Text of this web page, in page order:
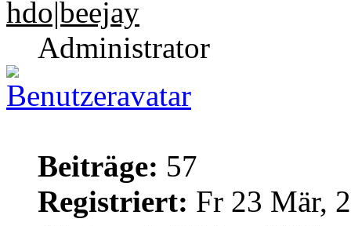
hdo|beejay
Administrator
Beiträge: 57
Registriert: Fr 23 Mär,